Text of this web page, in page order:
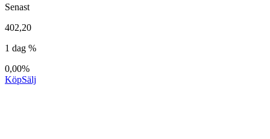
Senast
402,20
1 dag %
0,00%
KöpSälj